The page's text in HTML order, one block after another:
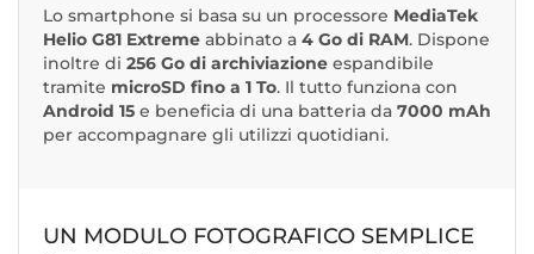
Lo smartphone si basa su un processore MediaTek
Helio G81 Extreme abbinato a 4 Go di RAM. Dispone
inoltre di 256 Go di archiviazione espandibile
tramite microSD fino a 1 To. Il tutto funziona con
Android 15 e beneficia di una batteria da 7000 mAh
per accompagnare gli utilizzi quotidiani.
UN MODULO FOTOGRAFICO SEMPLICE